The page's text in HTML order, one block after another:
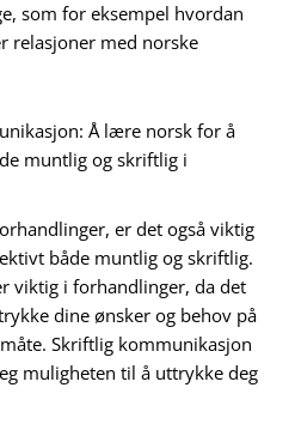
som for eksempel hvordan
relasjoner med norske
Å lære norsk for å
muntlig og skriftlig i
er det også viktig
både muntlig og skriftlig.
viktig i forhandlinger, da det
dine ønsker og behov på
Skriftlig kommunikasjon
muligheten til å uttrykke deg